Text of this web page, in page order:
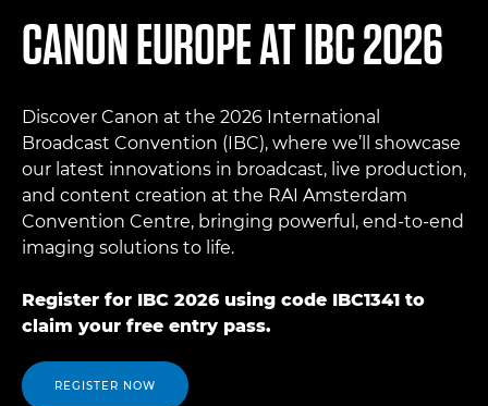
CANON EUROPE AT IBC 2026
Discover Canon at the 2026 International
Broadcast Convention (IBC), where we’ll showcase
our latest innovations in broadcast, live production,
and content creation at the RAI Amsterdam
Convention Centre, bringing powerful, end-to-end
imaging solutions to life.
Register for IBC 2026 using code IBC1341 to
claim your free entry pass.
REGISTER NOW